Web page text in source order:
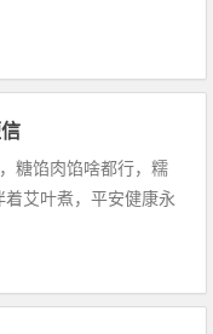
一公和一母。7、死其
天鹅的时候，你还是
糖馅肉馅啥都行，糯
艾叶煮，平安健康永
，带给你我的真心的
！3